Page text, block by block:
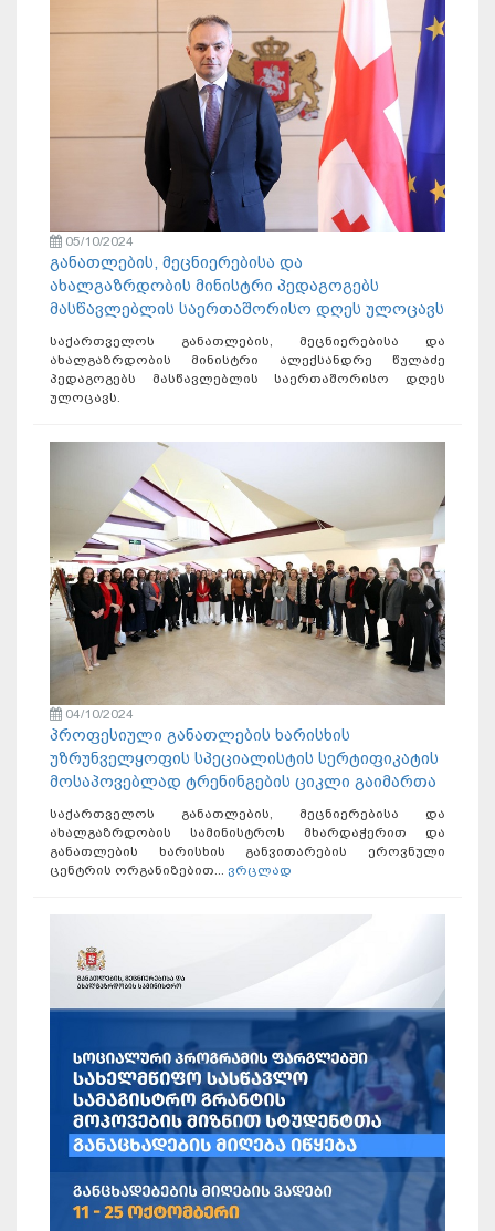
05/10/2024
განათლების, მეცნიერებისა და
ახალგაზრდობის მინისტრი პედაგოგებს
მასწავლებლის საერთაშორისო დღეს ულოცავს
საქართველოს განათლების, მეცნიერებისა და
ახალგაზრდობის მინისტრი ალექსანდრე წულაძე
პედაგოგებს მასწავლებლის საერთაშორისო დღეს
ულოცავს.
04/10/2024
პროფესიული განათლების ხარისხის
უზრუნველყოფის სპეციალისტის სერტიფიკატის
მოსაპოვებლად ტრენინგების ციკლი გაიმართა
საქართველოს განათლების, მეცნიერებისა და
ახალგაზრდობის სამინისტროს მხარდაჭერით და
განათლების ხარისხის განვითარების ეროვნული
ცენტრის ორგანიზებით... ვრცლად